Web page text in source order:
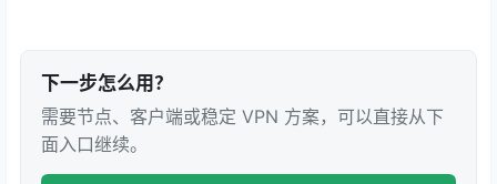
下一步怎么用？
需要节点、客户端或稳定 VPN 方案，可以直接从下
面入口继续。